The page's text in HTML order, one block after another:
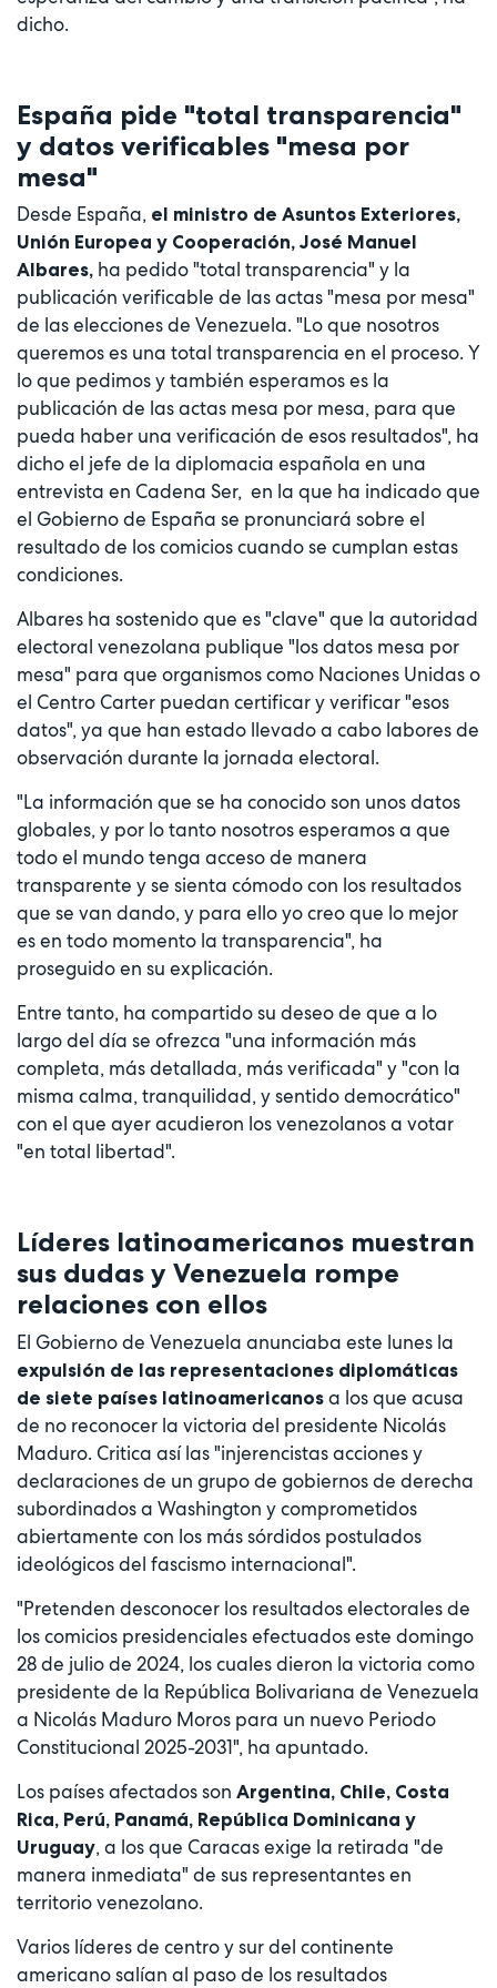
dicho.
España pide "total transparencia"
y datos verificables "mesa por
mesa"
Desde España, el ministro de Asuntos Exteriores,
Unión Europea y Cooperación, José Manuel
Albares, ha pedido "total transparencia" y la
publicación verificable de las actas "mesa por mesa"
de las elecciones de Venezuela. "Lo que nosotros
queremos es una total transparencia en el proceso. Y
lo que pedimos y también esperamos es la
publicación de las actas mesa por mesa, para que
pueda haber una verificación de esos resultados", ha
dicho el jefe de la diplomacia española en una
entrevista en Cadena Ser, en la que ha indicado que
el Gobierno de España se pronunciará sobre el
resultado de los comicios cuando se cumplan estas
condiciones.
Albares ha sostenido que es "clave" que la autoridad
electoral venezolana publique "los datos mesa por
mesa" para que organismos como Naciones Unidas o
el Centro Carter puedan certificar y verificar "esos
datos", ya que han estado llevado a cabo labores de
observación durante la jornada electoral.
"La información que se ha conocido son unos datos
globales, y por lo tanto nosotros esperamos a que
todo el mundo tenga acceso de manera
transparente y se sienta cómodo con los resultados
que se van dando, y para ello yo creo que lo mejor
es en todo momento la transparencia", ha
proseguido en su explicación.
Entre tanto, ha compartido su deseo de que a lo
largo del día se ofrezca "una información más
completa, más detallada, más verificada" y "con la
misma calma, tranquilidad, y sentido democrático"
con el que ayer acudieron los venezolanos a votar
"en total libertad".
Líderes latinoamericanos muestran
sus dudas y Venezuela rompe
relaciones con ellos
El Gobierno de Venezuela anunciaba este lunes la
expulsión de las representaciones diplomáticas
de siete países latinoamericanos a los que acusa
de no reconocer la victoria del presidente Nicolás
Maduro. Critica así las "injerencistas acciones y
declaraciones de un grupo de gobiernos de derecha
subordinados a Washington y comprometidos
abiertamente con los más sórdidos postulados
ideológicos del fascismo internacional".
"Pretenden desconocer los resultados electorales de
los comicios presidenciales efectuados este domingo
28 de julio de 2024, los cuales dieron la victoria como
presidente de la República Bolivariana de Venezuela
a Nicolás Maduro Moros para un nuevo Periodo
Constitucional 2025-2031", ha apuntado.
Los países afectados son Argentina, Chile, Costa
Rica, Perú, Panamá, República Dominicana y
Uruguay, a los que Caracas exige la retirada "de
manera inmediata" de sus representantes en
territorio venezolano.
Varios líderes de centro y sur del continente
americano salían al paso de los resultados